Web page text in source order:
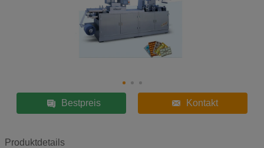
Bestpreis Kontakt
Produktdetails